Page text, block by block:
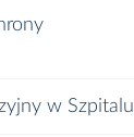
w Szpitalu